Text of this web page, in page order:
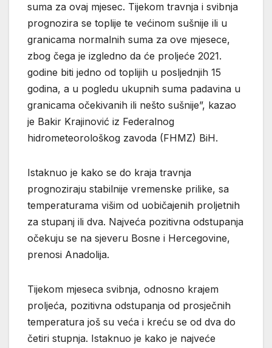
suma za ovaj mjesec. Tijekom travnja i svibnja
prognozira se toplije te većinom sušnije ili u
granicama normalnih suma za ove mjesece,
zbog čega je izgledno da će proljeće 2021.
godine biti jedno od toplijih u posljednjih 15
godina, a u pogledu ukupnih suma padavina u
granicama očekivanih ili nešto sušnije”, kazao
je Bakir Krajinović iz Federalnog
hidrometeorološkog zavoda (FHMZ) BiH.
Istaknuo je kako se do kraja travnja
prognoziraju stabilnije vremenske prilike, sa
temperaturama višim od uobičajenih proljetnih
za stupanj ili dva. Najveća pozitivna odstupanja
očekuju se na sjeveru Bosne i Hercegovine,
prenosi Anadolija.
Tijekom mjeseca svibnja, odnosno krajem
proljeća, pozitivna odstupanja od prosječnih
temperatura još su veća i kreću se od dva do
četiri stupnja. Istaknuo je kako je najveće